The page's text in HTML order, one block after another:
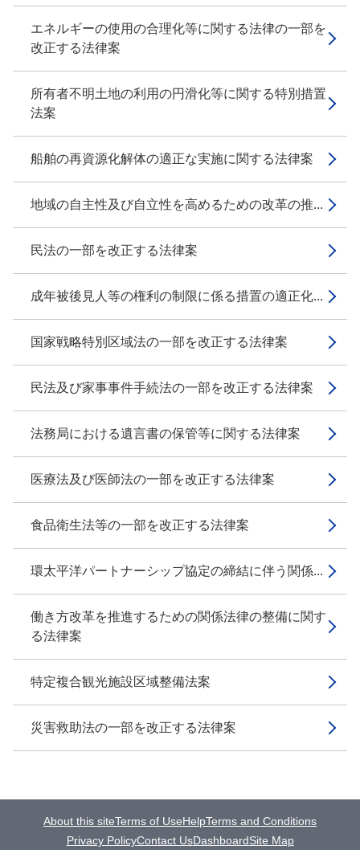
エネルギーの使用の合理化等に関する法律の一部を
改正する法律案
所有者不明土地の利用の円滑化等に関する特別措置
法案
船舶の再資源化解体の適正な実施に関する法律案
地域の自主性及び自立性を高めるための改革の推...
民法の一部を改正する法律案
成年被後見人等の権利の制限に係る措置の適正化...
国家戦略特別区域法の一部を改正する法律案
民法及び家事事件手続法の一部を改正する法律案
法務局における遺言書の保管等に関する法律案
医療法及び医師法の一部を改正する法律案
食品衛生法等の一部を改正する法律案
環太平洋パートナーシップ協定の締結に伴う関係...
働き方改革を推進するための関係法律の整備に関す
る法律案
特定複合観光施設区域整備法案
災害救助法の一部を改正する法律案
About this siteTerms of UseHelpTerms and Conditions
Privacy PolicyContact UsDashboardSite Map